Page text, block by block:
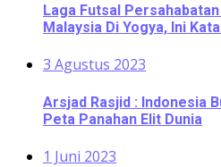
Laga Futsal
Malaysia Di Yogya, Ini
3 Agustus 2023
Arsjad Rasjid : Indonesia
Peta Panahan Elit Dunia
1 Juni 2023